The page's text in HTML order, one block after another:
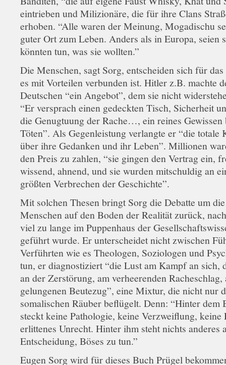
eintrieben und Milizionäre, die für ihre Clans
erhoben. “Alle waren der Meinung, Mogadischu
guter Ort zum Leben. Anders als in Europa, seien
könnten tun, was sie wollten.”
Die Menschen, sagt Sorg, entscheiden sich für
es mit Vorteilen verbunden ist. Hitler z.B. machte
Deutschen “ein Angebot”, dem sie nicht
“Er versprach einen gedeckten Tisch, Sicherheit
die Genugtuung der Rache…, ein reines Gewissen
Töten”. Als Gegenleistung verlangte er “die totale
über ihre Gedanken und ihr Leben”. Millionen
den Preis zu zahlen, “sie gingen den Vertrag ein,
wissend, ahnend, und sie wurden mitschuldig an
größten Verbrechen der Geschichte”.
Mit solchen Thesen bringt Sorg die Debatte um
Menschen auf den Boden der Realität zurück,
viel zu lange im Puppenhaus der
geführt wurde. Er unterscheidet nicht zwischen
Verführten wie es Theologen, Soziologen und
tun, er diagnostiziert “die Lust am Kampf an sich,
an der Zerstörung, am verheerenden Racheschlag,
gelungenen Beutezug”, eine Mixtur, die nicht nur
somalischen Räuber beflügelt. Denn: “Hinter dem
steckt keine Pathologie, keine Verzweiflung, keine
erlittenes Unrecht. Hinter ihm steht nichts anderes
Entscheidung, Böses zu tun.”
Eugen Sorg wird für dieses Buch Prügel